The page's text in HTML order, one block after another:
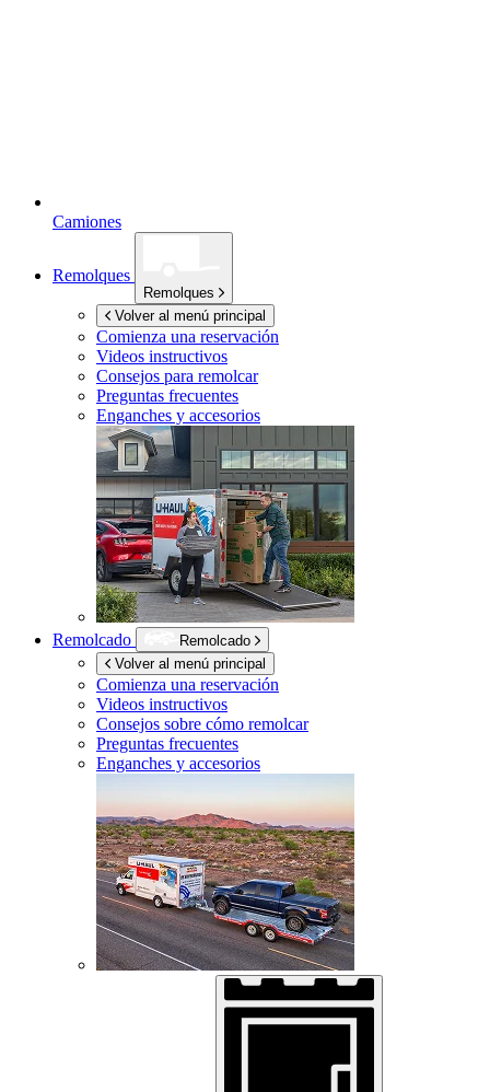
Camiones
Remolques
Remolques
Volver al menú principal
Comienza una reservación
Videos instructivos
Consejos para remolcar
Preguntas frecuentes
Enganches y accesorios
Remolcado
Remolcado
Volver al menú principal
Comienza una reservación
Videos instructivos
Consejos sobre cómo remolcar
Preguntas frecuentes
Enganches y accesorios